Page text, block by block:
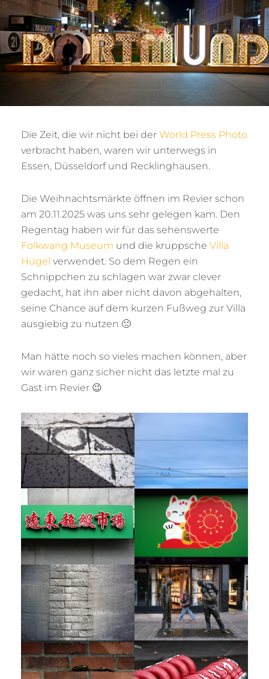
Die Zeit, die wir nicht bei der World Press Photo
verbracht haben, waren wir unterwegs in
Essen, Düsseldorf und Recklinghausen.
Die Weihnachtsmärkte öffnen im Revier schon
am 20.11.2025 was uns sehr gelegen kam. Den
Regentag haben wir für das sehenswerte
Folkwang Museum und die kruppsche Villa
Hügel verwendet. So dem Regen ein
Schnippchen zu schlagen war zwar clever
gedacht, hat ihn aber nicht davon abgehalten,
seine Chance auf dem kurzen Fußweg zur Villa
ausgiebig zu nutzen 🙁
Man hätte noch so vieles machen können, aber
wir waren ganz sicher nicht das letzte mal zu
Gast im Revier 😉